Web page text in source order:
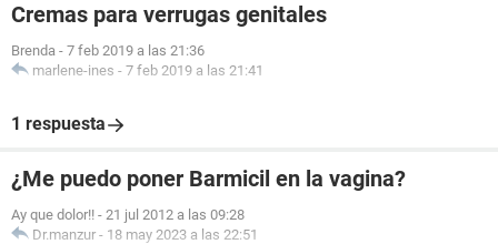
Cremas para verrugas genitales
Brenda - 7 feb 2019 a las 21:36
marlene-ines - 7 feb 2019 a las 21:41
1 respuesta
¿Me puedo poner Barmicil en la vagina?
Ay que dolor!! - 21 jul 2012 a las 09:28
Dr.manzur - 18 may 2023 a las 22:51